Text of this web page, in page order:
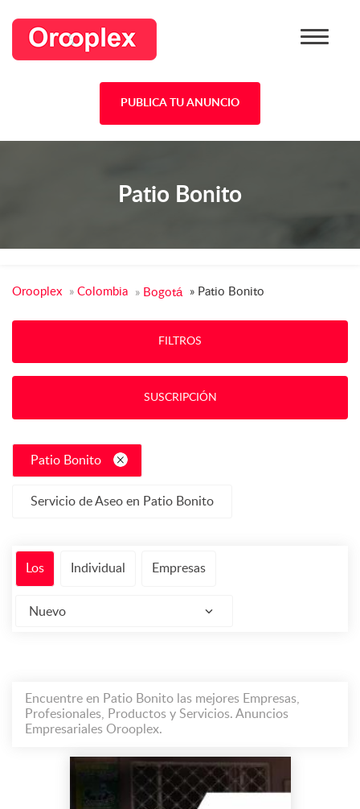
PUBLICA TU ANUNCIO
Patio Bonito
Orooplex » Colombia » Bogotá » Patio Bonito
FILTROS
SUSCRIPCIÓN
Patio Bonito
Servicio de Aseo en Patio Bonito
Los Individual Empresas
Nuevo
Encuentre en Patio Bonito las mejores Empresas,
Profesionales, Productos y Servicios. Anuncios
Empresariales Orooplex.